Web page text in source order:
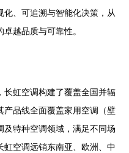
、可追溯与智能化决策，从
越品质与可靠性。
长虹空调构建了覆盖全国并辐
产品线全面覆盖家用空调（壁
特种空调领域，满足不同场
空调远销东南亚、欧洲、中